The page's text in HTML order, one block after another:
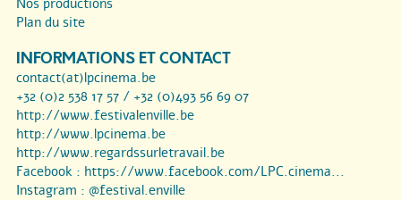
Plan du site
INFORMATIONS ET CONTACT
contact(at)lpcinema.be
+32 (0)2 538 17 57 / +32 (0)493 56 69 07
http://www.festivalenville.be
http://www.lpcinema.be
http://www.regardssurletravail.be
Facebook : https://www.facebook.com/LPC.cinema...
Instagram : @festival.enville